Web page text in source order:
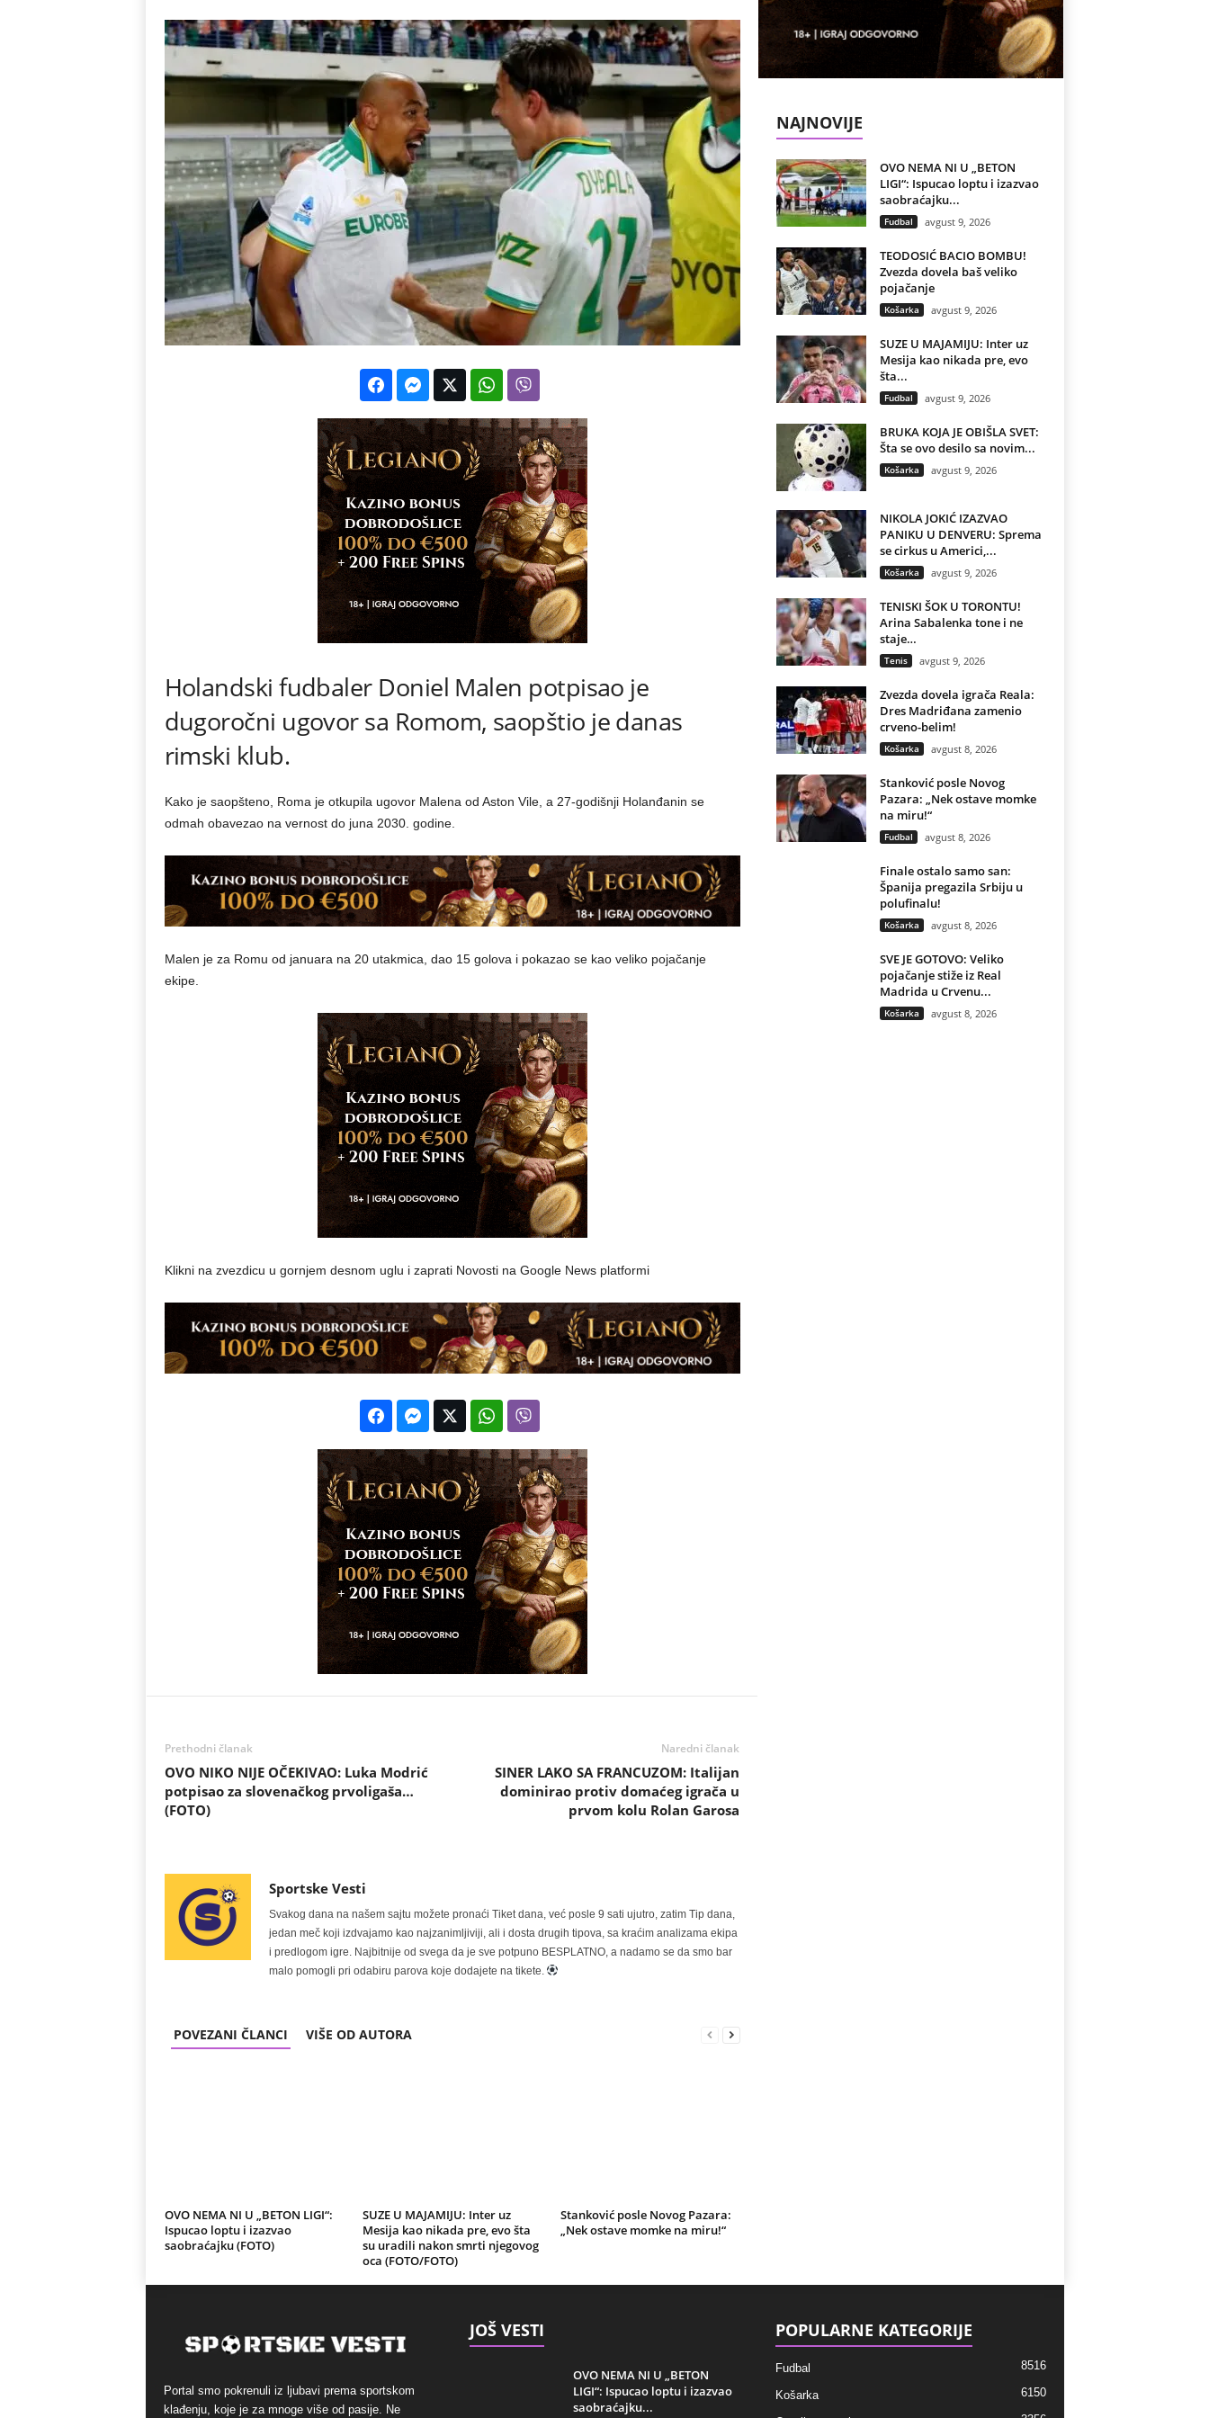
k
e
V
e
s
i
Holandski fudbaler Doniel Malen potpisao je
dugoročni ugovor sa Romom, saopštio je danas
rimski klub.
Kako je saopšteno, Roma je otkupila ugovor Malena od Aston Vile, a 27-godišnji Holanđanin se
odmah obavezao na vernost do juna 2030. godine.
Malen je za Romu od januara na 20 utakmica, dao 15 golova i pokazao se kao veliko pojačanje
ekipe.
Klikni na zvezdicu u gornjem desnom uglu i zaprati Novosti na Google News platformi
Prethodni članak
OVO NIKO NIJE OČEKIVAO: Luka Modrić
potpisao za slovenačkog prvoligaša…
(FOTO)
Naredni članak
SINER LAKO SA FRANCUZOM: Italijan
dominirao protiv domaćeg igrača u
prvom kolu Rolan Garosa
Sportske Vesti
Svakog dana na našem sajtu možete pronaći Tiket dana, već posle 9 sati ujutro, zatim Tip dana,
jedan meč koji izdvajamo kao najzanimljiviji, ali i dosta drugih tipova, sa kraćim analizama ekipa
i predlogom igre. Najbitnije od svega da je sve potpuno BESPLATNO, a nadamo se da smo bar
malo pomogli pri odabiru parova koje dodajete na tikete.
POVEZANI ČLANCI VIŠE OD AUTORA
OVO NEMA NI U „BETON LIGI“:
Ispucao loptu i izazvao
saobraćajku (FOTO)
SUZE U MAJAMIJU: Inter uz
Mesija kao nikada pre, evo šta
su uradili nakon smrti njegovog
oca (FOTO/FOTO)
Stanković posle Novog Pazara:
„Nek ostave momke na miru!“
NAJNOVIJE
OVO NEMA NI U „BETON
LIGI“: Ispucao loptu i izazvao
saobraćajku...
Fudbal avgust 9, 2026
TEODOSIĆ BACIO BOMBU!
Zvezda dovela baš veliko
pojačanje
Košarka avgust 9, 2026
SUZE U MAJAMIJU: Inter uz
Mesija kao nikada pre, evo
šta...
Fudbal avgust 9, 2026
BRUKA KOJA JE OBIŠLA SVET:
Šta se ovo desilo sa novim...
Košarka avgust 9, 2026
NIKOLA JOKIĆ IZAZVAO
PANIKU U DENVERU: Sprema
se cirkus u Americi,...
Košarka avgust 9, 2026
TENISKI ŠOK U TORONTU!
Arina Sabalenka tone i ne
staje…
Tenis avgust 9, 2026
Zvezda dovela igrača Reala:
Dres Madriđana zamenio
crveno-belim!
Košarka avgust 8, 2026
Stanković posle Novog
Pazara: „Nek ostave momke
na miru!“
Fudbal avgust 8, 2026
Finale ostalo samo san:
Španija pregazila Srbiju u
polufinalu!
Košarka avgust 8, 2026
SVE JE GOTOVO: Veliko
pojačanje stiže iz Real
Madrida u Crvenu...
Košarka avgust 8, 2026
Portal smo pokrenuli iz ljubavi prema sportskom
klađenju, koje je za mnoge više od pasije. Ne
JOŠ VESTI
OVO NEMA NI U „BETON
LIGI“: Ispucao loptu i izazvao
saobraćajku...
POPULARNE KATEGORIJE
Fudbal 8516
Košarka 6150